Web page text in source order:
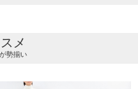
メ
勢揃い